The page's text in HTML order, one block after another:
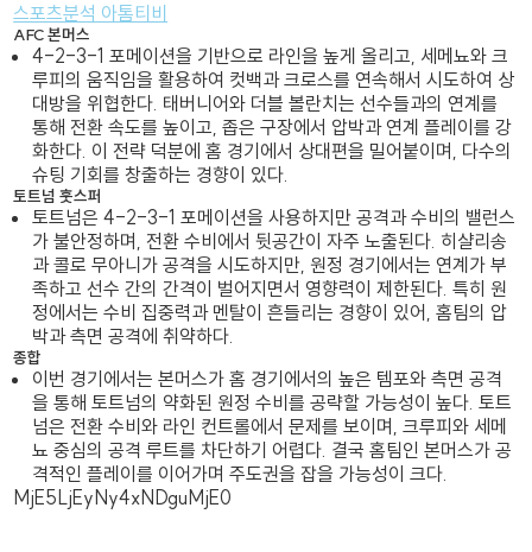
스포츠분석 아톰티비
AFC 본머스
4-2-3-1 포메이션을 기반으로 라인을 높게 올리고, 세메뇨와 크
루피의 움직임을 활용하여 컷백과 크로스를 연속해서 시도하여 상
대방을 위협한다. 태버니어와 더블 볼란치는 선수들과의 연계를
통해 전환 속도를 높이고, 좁은 구장에서 압박과 연계 플레이를 강
화한다. 이 전략 덕분에 홈 경기에서 상대편을 밀어붙이며, 다수의
슈팅 기회를 창출하는 경향이 있다.
토트넘 훗스퍼
토트넘은 4-2-3-1 포메이션을 사용하지만 공격과 수비의 밸런스
가 불안정하며, 전환 수비에서 뒷공간이 자주 노출된다. 히샬리송
과 콜로 무아니가 공격을 시도하지만, 원정 경기에서는 연계가 부
족하고 선수 간의 간격이 벌어지면서 영향력이 제한된다. 특히 원
정에서는 수비 집중력과 멘탈이 흔들리는 경향이 있어, 홈팀의 압
박과 측면 공격에 취약하다.
종합
이번 경기에서는 본머스가 홈 경기에서의 높은 템포와 측면 공격
을 통해 토트넘의 약화된 원정 수비를 공략할 가능성이 높다. 토트
넘은 전환 수비와 라인 컨트롤에서 문제를 보이며, 크루피와 세메
뇨 중심의 공격 루트를 차단하기 어렵다. 결국 홈팀인 본머스가 공
격적인 플레이를 이어가며 주도권을 잡을 가능성이 크다.
MjE5LjEyNy4xNDguMjE0